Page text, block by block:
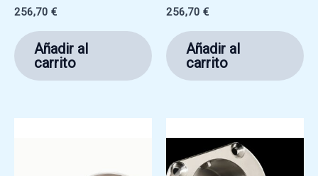
256,70 €
Añadir al
carrito
256,70 €
Añadir al
carrito